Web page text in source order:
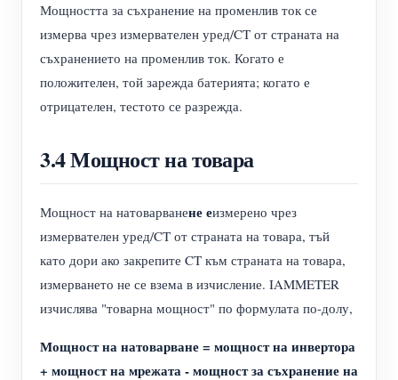
Мощността за съхранение на променлив ток се
измерва чрез измервателен уред/CT от страната на
съхранението на променлив ток. Когато е
положителен, той зарежда батерията; когато е
отрицателен, тестото се разрежда.
3.4 Мощност на товара
Мощност на натоварванене еизмерено чрез
измервателен уред/CT от страната на товара, тъй
като дори ако закрепите CT към страната на товара,
измерването не се взема в изчисление. IAMMETER
изчислява "товарна мощност" по формулата по-долу,
Мощност на натоварване = мощност на инвертора
+ мощност на мрежата - мощност за съхранение на